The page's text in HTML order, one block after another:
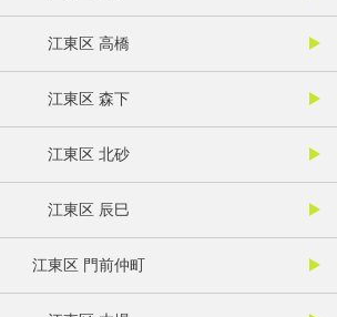
江東区 高橋
江東区 森下
江東区 北砂
江東区 辰巳
江東区 門前仲町